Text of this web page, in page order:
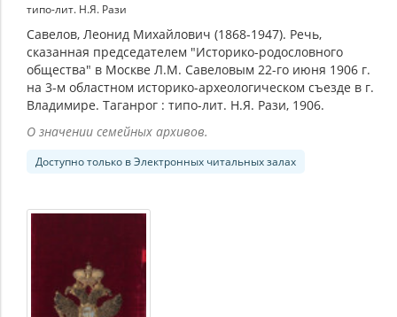
типо-лит. Н.Я. Рази
Савелов, Леонид Михайлович (1868-1947). Речь,
сказанная председателем "Историко-родословного
общества" в Москве Л.М. Савеловым 22-го июня 1906 г.
на 3-м областном историко-археологическом съезде в г.
Владимире. Таганрог : типо-лит. Н.Я. Рази, 1906.
О значении семейных архивов.
Доступно только в Электронных читальных залах